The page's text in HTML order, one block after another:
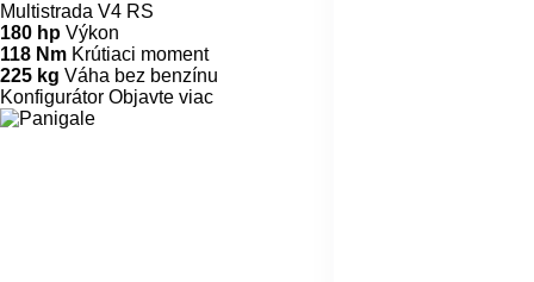
Multistrada V4 RS
180 hp Výkon
118 Nm Krútiaci moment
225 kg Váha bez benzínu
Konfigurátor Objavte viac